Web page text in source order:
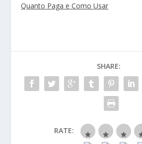
Quanto Paga e Como Usar
SHARE:
RATE: